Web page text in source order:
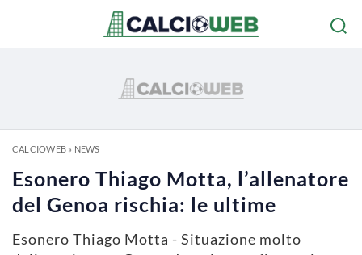
CALCIOWEB» NEWS
Esonero Thiago Motta, l’allenatore
del Genoa rischia: le ultime
Esonero Thiago Motta - Situazione molto